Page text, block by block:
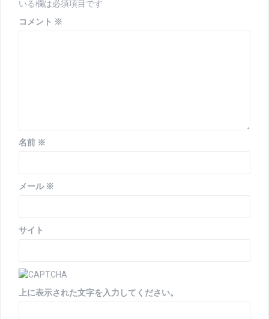
ン
いる欄は必須項目です
コメント ※
名前 ※
メール ※
サイト
上に表示された文字を入力してください。